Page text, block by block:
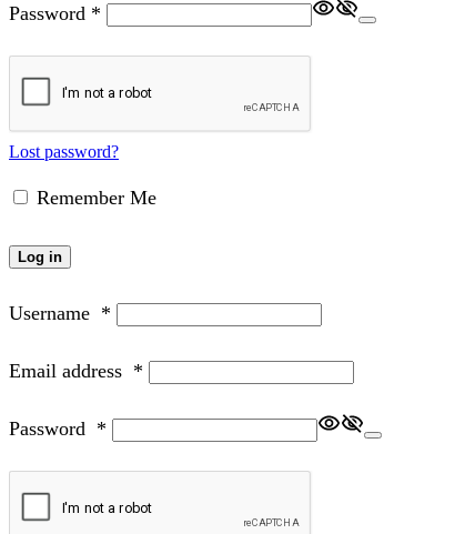
Password *
Lost password?
Remember Me
Log in
Username *
Email address *
Password *